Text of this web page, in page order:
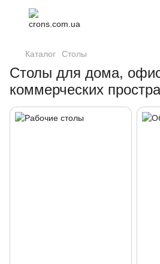
Каталог Столы
Столы для дома,
коммерческих